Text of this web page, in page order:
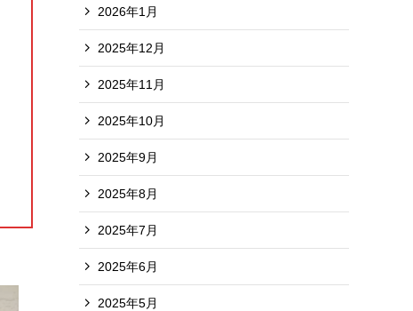
2026年1月
2025年12月
2025年11月
2025年10月
2025年9月
2025年8月
2025年7月
2025年6月
2025年5月